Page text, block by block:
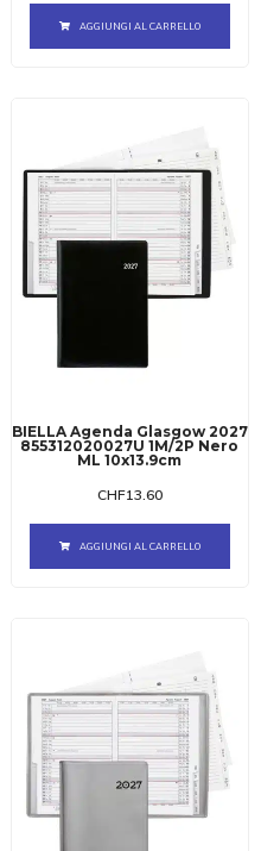
AGGIUNGI AL CARRELLO
BIELLA Agenda Glasgow 2027
855312020027U 1M/2P Nero
ML 10x13.9cm
CHF13.60
AGGIUNGI AL CARRELLO